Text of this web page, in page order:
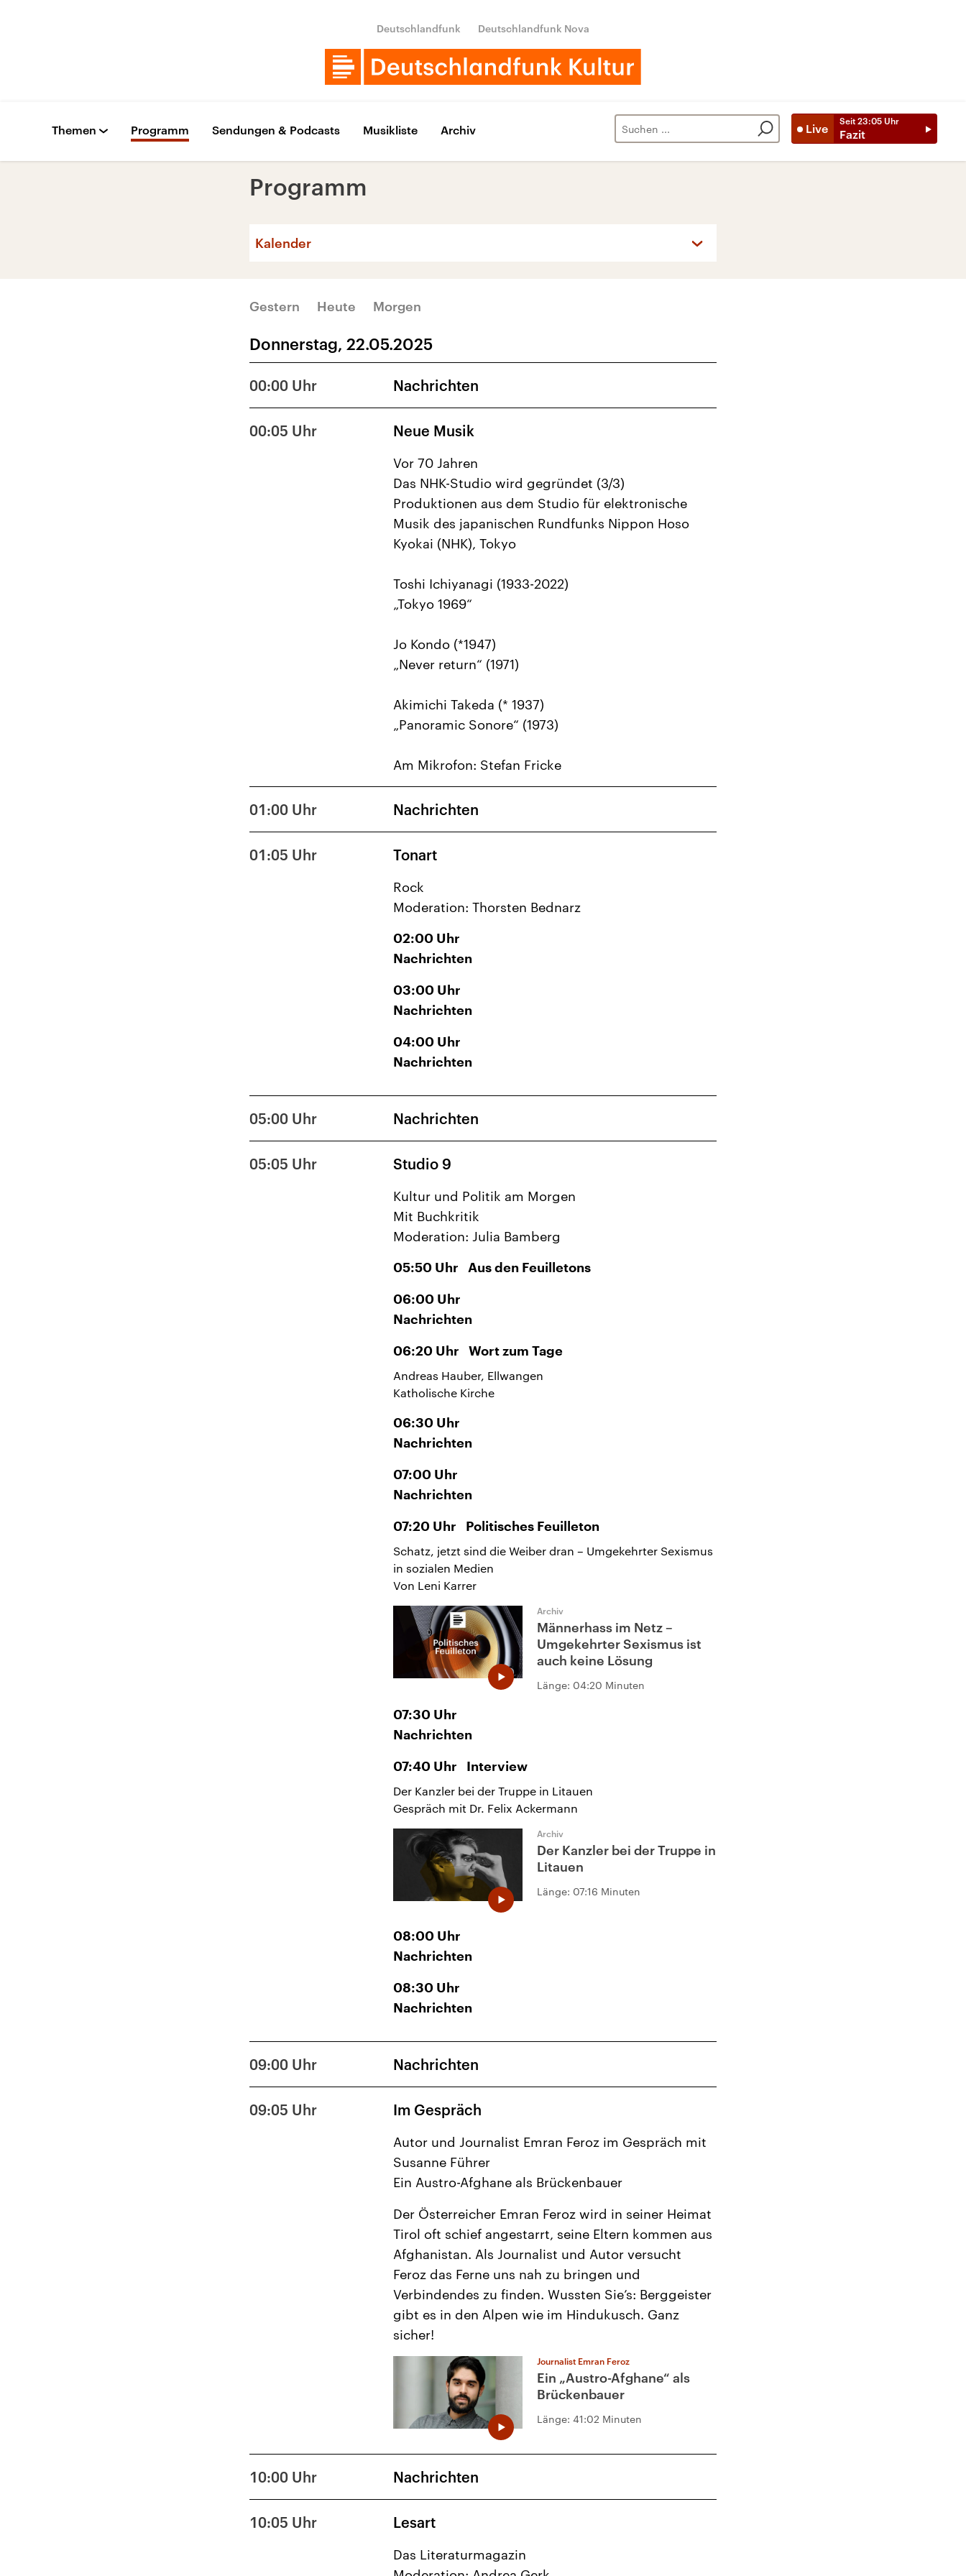
Deutschlandfunk Deutschlandfunk Nova
Live
Seit 23:05 Uhr
Fazit
Themen Programm Sendungen & Podcasts Musikliste Archiv
Programm
Kalender
Mo Di Mi
28 29 30
19 21
28
Gestern Heute Morgen
Donnerstag, 22.05.2025
00:00 Uhr Nachrichten
00:05 Uhr Neue Musik
Vor 70 Jahren
Das NHK-Studio wird gegründet (3/3)
Produktionen aus dem Studio für elektronische
Musik des japanischen Rundfunks Nippon Hoso
Kyokai (NHK), Tokyo
Toshi Ichiyanagi (1933-2022)
„Tokyo 1969“
Jo Kondo (*1947)
„Never return“ (1971)
Akimichi Takeda (* 1937)
„Panoramic Sonore“ (1973)
Am Mikrofon: Stefan Fricke
01:00 Uhr Nachrichten
01:05 Uhr Tonart
Rock
Moderation: Thorsten Bednarz
02:00 Uhr
Nachrichten
03:00 Uhr
Nachrichten
04:00 Uhr
Nachrichten
05:00 Uhr Nachrichten
05:05 Uhr Studio 9
Kultur und Politik am Morgen
Mit Buchkritik
Moderation: Julia Bamberg
05:50 Uhr Aus den Feuilletons
06:00 Uhr
Nachrichten
06:20 Uhr Wort zum Tage
Andreas Hauber, Ellwangen
Katholische Kirche
06:30 Uhr
Nachrichten
07:00 Uhr
Nachrichten
07:20 Uhr Politisches Feuilleton
Schatz, jetzt sind die Weiber dran – Umgekehrter Sexismus
in sozialen Medien
Von Leni Karrer
Archiv
Männerhass im Netz –
Umgekehrter Sexismus ist
auch keine Lösung
Länge: 04:20 Minuten
07:30 Uhr
Nachrichten
07:40 Uhr Interview
Der Kanzler bei der Truppe in Litauen
Gespräch mit Dr. Felix Ackermann
Archiv
Der Kanzler bei der Truppe in
Litauen
Länge: 07:16 Minuten
08:00 Uhr
Nachrichten
08:30 Uhr
Nachrichten
09:00 Uhr Nachrichten
09:05 Uhr Im Gespräch
Autor und Journalist Emran Feroz im Gespräch mit
Susanne Führer
Ein Austro-Afghane als Brückenbauer
Der Österreicher Emran Feroz wird in seiner Heimat
Tirol oft schief angestarrt, seine Eltern kommen aus
Afghanistan. Als Journalist und Autor versucht
Feroz das Ferne uns nah zu bringen und
Verbindendes zu finden. Wussten Sie’s: Berggeister
gibt es in den Alpen wie im Hindukusch. Ganz
sicher!
Journalist Emran Feroz
Ein „Austro-Afghane“ als
Brückenbauer
Länge: 41:02 Minuten
10:00 Uhr Nachrichten
10:05 Uhr Lesart
Das Literaturmagazin